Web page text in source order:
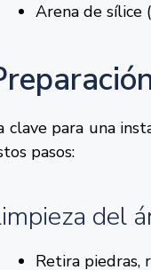
Arena de sílice
clave para una
pasos:
del
Retira piedras,